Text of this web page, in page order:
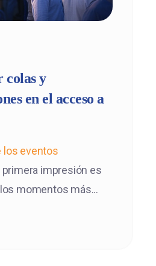
colas y
en el acceso a
los eventos
primera impresión es
momentos más...